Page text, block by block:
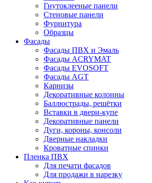
Гнутоклееные панели
Стеновые панели
Фурнитура
Образцы
Фасады
Фасады ПВХ и Эмаль
Фасады ACRYMAT
Фасады EVOSOFT
Фасады AGT
Карнизы
Декоративные колонны
Баллюстрады, решётки
Вставки в двери-купе
Декоративные панели
Дуги, короны, консоли
Дверные накладки
Кроватные спинки
Пленка ПВХ
Для печати фасадов
Для продажи в нарезку